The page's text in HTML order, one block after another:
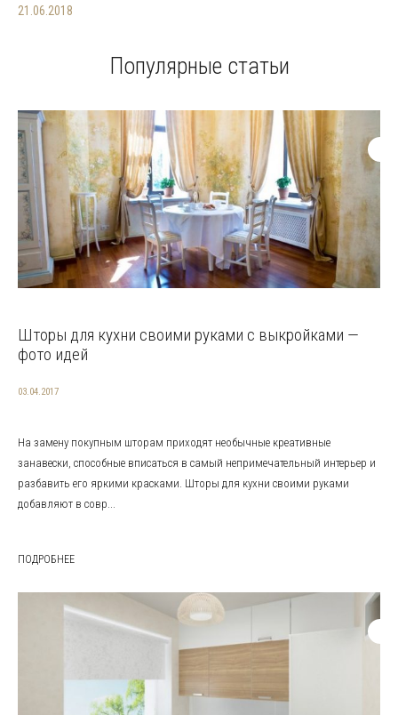
21.06.2018
Популярные статьи
Шторы для кухни своими руками с выкройками —
фото идей
03.04.2017
На замену покупным шторам приходят необычные креативные
занавески, способные вписаться в самый непримечательный интерьер и
разбавить его яркими красками. Шторы для кухни своими руками
добавляют в совр...
ПОДРОБНЕЕ